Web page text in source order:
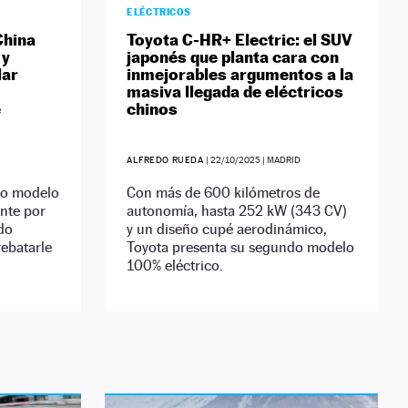
modelo
por
ELÉCTRICOS
Toyota C-HR+ Electric: el SUV
japonés que planta cara con
inmejorables argumentos a la
masiva llegada de eléctricos
chinos
ALFREDO RUEDA |22/10/2025 | MADRID
Con más de 600 kilómetros de
autonomía, hasta 252 kW (343 CV)
y un diseño cupé aerodinámico,
Toyota presenta su segundo modelo
100% eléctrico.